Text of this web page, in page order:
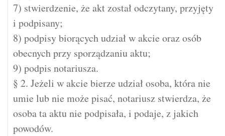
7) stwierdzenie, że akt został odczytany, przyjęty
i podpisany;
8) podpisy biorących udział w akcie oraz osób
obecnych przy sporządzaniu aktu;
9) podpis notariusza.
§ 2. Jeżeli w akcie bierze udział osoba, która nie
umie lub nie może pisać, notariusz stwierdza, że
osoba ta aktu nie podpisała, i podaje, z jakich
powodów.